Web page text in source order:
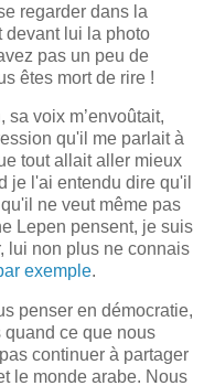
regarder dans la
devant lui la photo
pas un peu de
êtes mort de rire !
voix m’envoûtait,
qu'il me parlait à
tout allait aller mieux
je l'ai entendu dire qu'il
ne veut même pas
Lepen pensent, je suis
lui non plus ne connais
exemple.
penser en démocratie,
quand ce que nous
continuer à partager
le monde arabe. Nous